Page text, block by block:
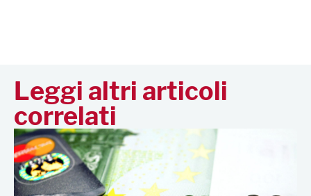
Leggi altri articoli
correlati